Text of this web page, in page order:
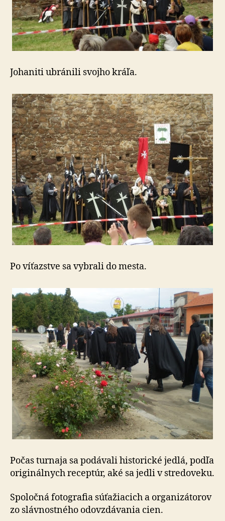
Johaniti ubránili svojho kráľa.
Po víťazstve sa vybrali do mesta.
Počas turnaja sa podávali historické jedlá, podľa
originálnych receptúr, aké sa jedli v stredoveku.
Spoločná fotografia súťažiacich a organizátorov
zo slávnostného odovzdávania cien.